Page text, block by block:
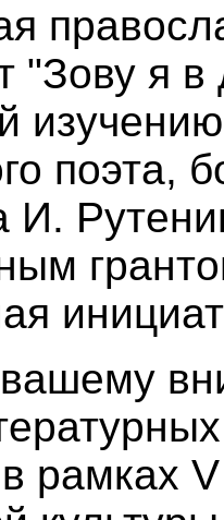
"Зову я
поэта,
И.
рамках V